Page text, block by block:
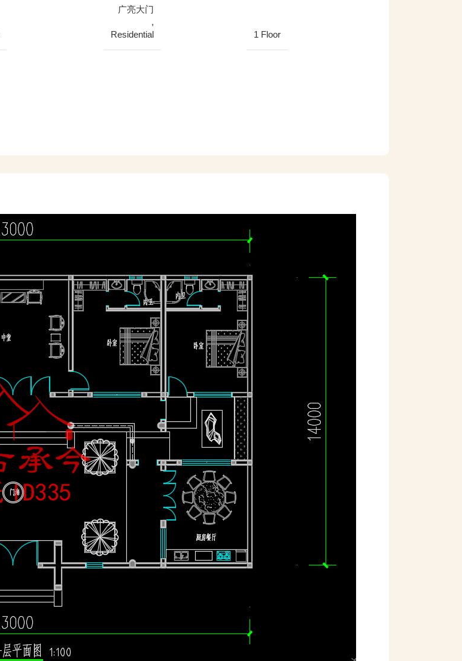
广亮大门
,
Residential
1 Floor